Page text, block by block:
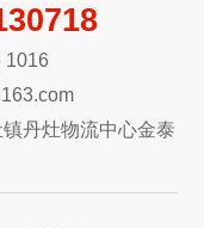
1016
丹灶物流中心金泰